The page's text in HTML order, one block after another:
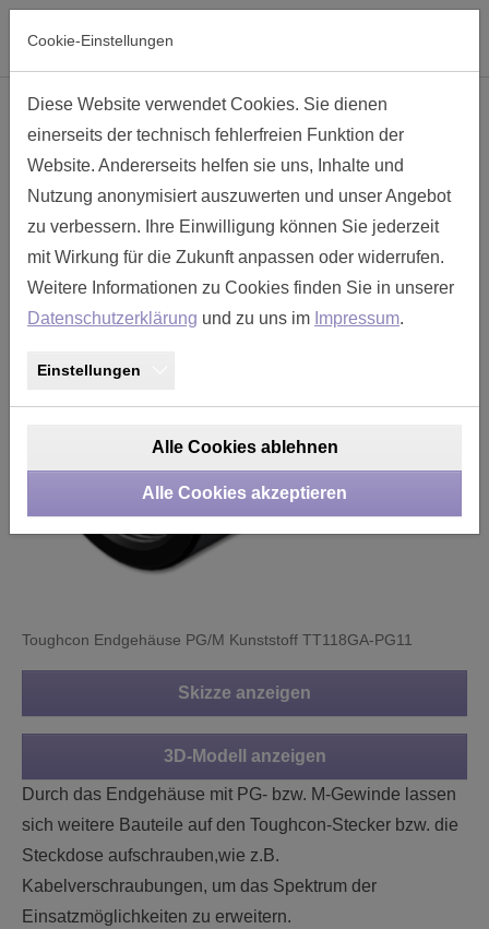
Skip to main navigation
Skip to main content
Skip to page footer
Endgehäuse PG-Gewinde Gr. 11 -
TT118GA-PG11
Toughcon Endgehäuse PG/M Kunststoff TT118GA-PG11
Skizze anzeigen
3D-Modell anzeigen
Durch das Endgehäuse mit PG- bzw. M-Gewinde lassen
sich weitere Bauteile auf den Toughcon-Stecker bzw. die
Steckdose aufschrauben,wie z.B.
Kabelverschraubungen, um das Spektrum der
Einsatzmöglichkeiten zu erweitern.
Cookie-Einstellungen
Diese Website verwendet Cookies. Sie dienen
einerseits der technisch fehlerfreien Funktion der
Website. Andererseits helfen sie uns, Inhalte und
Nutzung anonymisiert auszuwerten und unser Angebot
zu verbessern. Ihre Einwilligung können Sie jederzeit
mit Wirkung für die Zukunft anpassen oder widerrufen.
Weitere Informationen zu Cookies finden Sie in unserer
Datenschutzerklärung und zu uns im Impressum.
Einstellungen
Alle Cookies ablehnen
Alle Cookies akzeptieren